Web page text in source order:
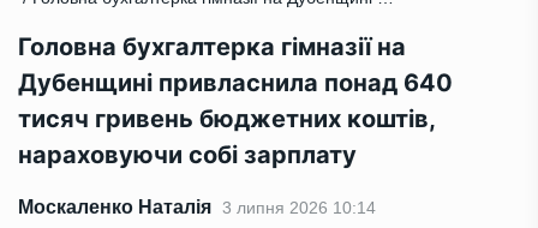
Головна бухгалтерка гімназії на
Дубенщині привласнила понад 640
тисяч гривень бюджетних коштів,
нараховуючи собі зарплату
Москаленко Наталія 3 липня 2026 10:14